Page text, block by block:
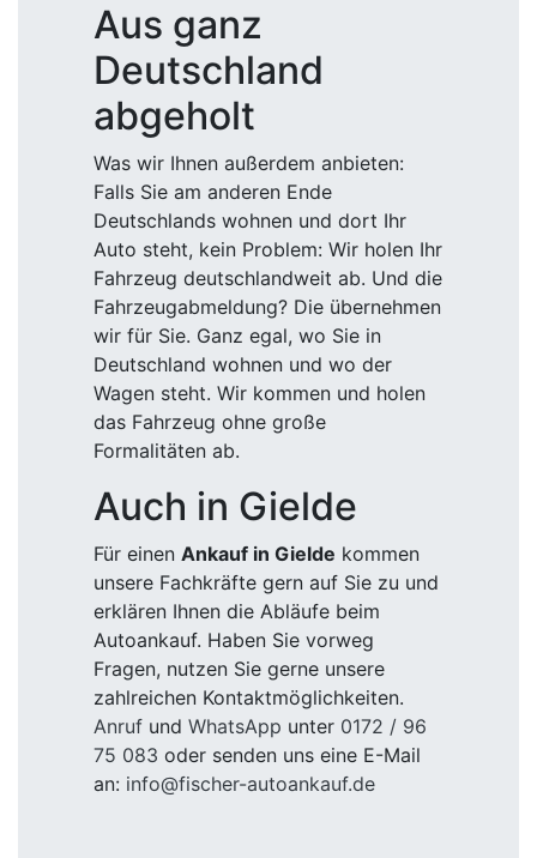
Aus ganz
Deutschland
abgeholt
Was wir Ihnen außerdem anbieten:
Falls Sie am anderen Ende
Deutschlands wohnen und dort Ihr
Auto steht, kein Problem: Wir holen Ihr
Fahrzeug deutschlandweit ab. Und die
Fahrzeugabmeldung? Die übernehmen
wir für Sie. Ganz egal, wo Sie in
Deutschland wohnen und wo der
Wagen steht. Wir kommen und holen
das Fahrzeug ohne große
Formalitäten ab.
Auch in Gielde
Für einen Ankauf in Gielde kommen
unsere Fachkräfte gern auf Sie zu und
erklären Ihnen die Abläufe beim
Autoankauf. Haben Sie vorweg
Fragen, nutzen Sie gerne unsere
zahlreichen Kontaktmöglichkeiten.
Anruf und WhatsApp unter 0172 / 96
75 083 oder senden uns eine E-Mail
an: info@fischer-autoankauf.de